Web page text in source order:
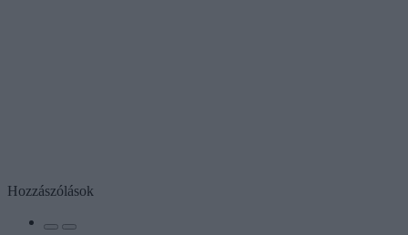
Hozzászólások